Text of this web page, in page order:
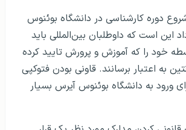
دوره کارشناسی در دانشگاه بوئنوس
این است که داوطلبان بین‌المللی باید
خود را که آموزش و پرورش تایید کرده
به اعتبار برسانند. قاونی بودن فتوکپی
ورود به دانشگاه بوئنوس آیرس بسیار